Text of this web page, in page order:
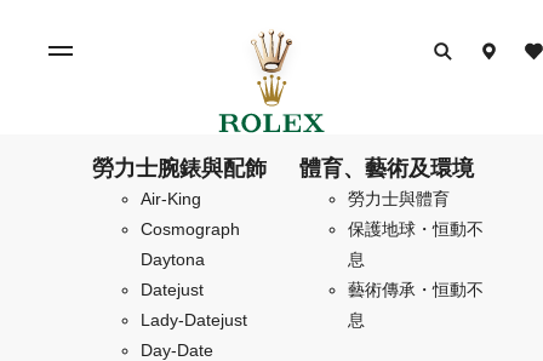
勞力士腕錶與配飾
Air-King
Cosmograph
Daytona
Datejust
Lady-Datejust
Day-Date
體育、藝術及環境
勞力士與體育
保護地球・恒動不
息
藝術傳承・恒動不
息